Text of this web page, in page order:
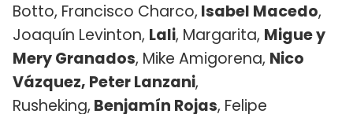
Botto, Francisco Charco, Isabel Macedo,
Joaquín Levinton, Lali, Margarita, Migue y
Mery Granados, Mike Amigorena, Nico
Vázquez, Peter Lanzani,
Rusheking, Benjamín Rojas, Felipe